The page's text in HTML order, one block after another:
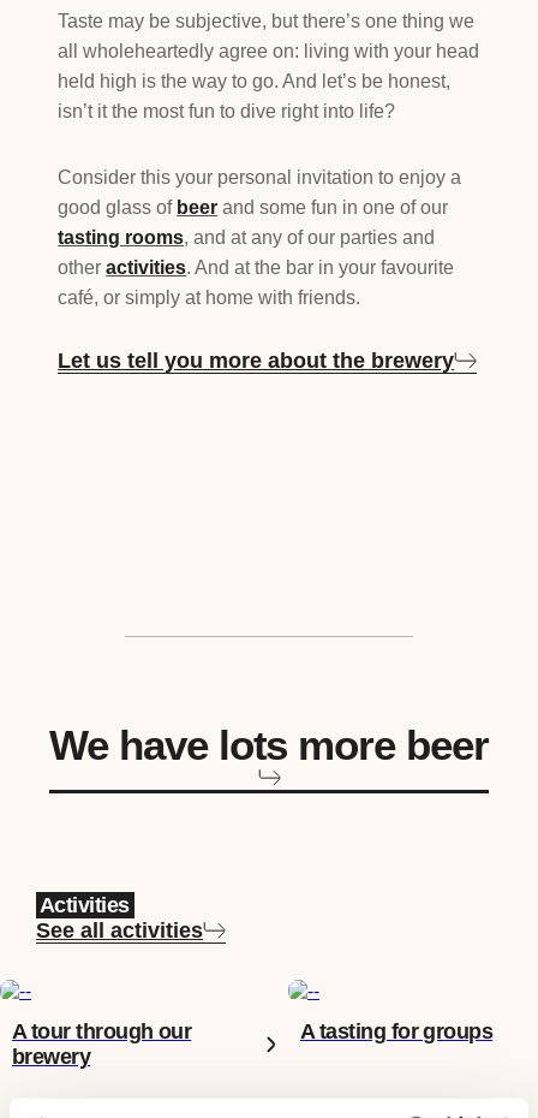
Taste may be subjective, but there’s one thing we
all wholeheartedly agree on: living with your head
held high is the way to go. And let’s be honest,
isn’t it the most fun to dive right into life?
Consider this your personal invitation to enjoy a
good glass of beer and some fun in one of our
tasting rooms, and at any of our parties and
otheractivities. And at the bar in your favourite
café, or simply at home with friends.
Let us tell you more about the brewery
We have lots more beer
Activities
See all activities
A tour through our
brewery
A tasting for groups